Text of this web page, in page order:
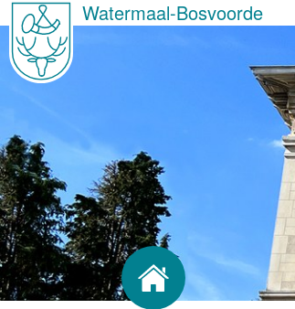
Watermaal-Bosvoorde